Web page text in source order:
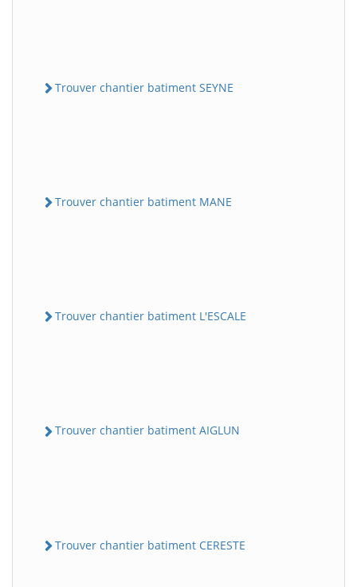
Trouver chantier batiment SEYNE
Trouver chantier batiment MANE
Trouver chantier batiment L'ESCALE
Trouver chantier batiment AIGLUN
Trouver chantier batiment CERESTE